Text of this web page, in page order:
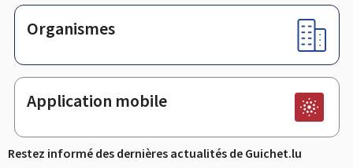
Organismes
Application mobile
Restez informé des dernières actualités de Guichet.lu